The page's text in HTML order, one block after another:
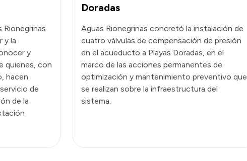
Rionegrinas
y la
y
quienes, con
hacen
de
de la
Doradas
Aguas Rionegrinas concretó la instalación de
cuatro válvulas de compensación de presión
en el acueducto a Playas Doradas, en el
marco de las acciones permanentes de
optimización y mantenimiento preventivo que
se realizan sobre la infraestructura del
sistema.